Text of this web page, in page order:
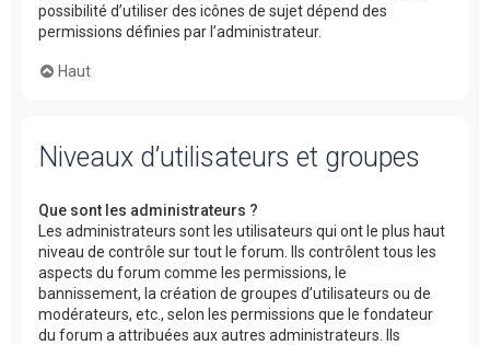
possibilité d’utiliser des icônes de sujet dépend des
permissions définies par l’administrateur.
Haut
Niveaux d’utilisateurs et groupes
Que sont les administrateurs ?
Les administrateurs sont les utilisateurs qui ont le plus haut
niveau de contrôle sur tout le forum. Ils contrôlent tous les
aspects du forum comme les permissions, le
bannissement, la création de groupes d’utilisateurs ou de
modérateurs, etc., selon les permissions que le fondateur
du forum a attribuées aux autres administrateurs. Ils